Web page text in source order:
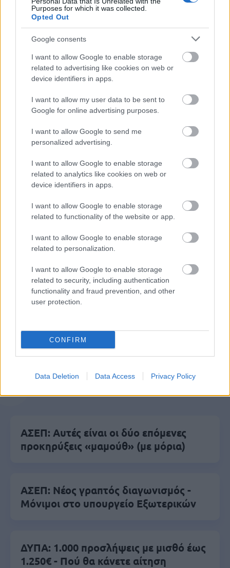
Purposes for which it was collected.
Opted Out
Google consents
I want to allow Google to enable storage
related to advertising like cookies on web or
device identifiers in apps.
I want to allow my user data to be sent to
Google for online advertising purposes.
I want to allow Google to send me
personalized advertising.
I want to allow Google to enable storage
related to analytics like cookies on web or
device identifiers in apps.
I want to allow Google to enable storage
related to functionality of the website or app.
I want to allow Google to enable storage
related to personalization.
I want to allow Google to enable storage
related to security, including authentication
functionality and fraud prevention, and other
user protection.
CONFIRM
Data Deletion Data Access Privacy Policy
Η ΕΣΔΙ αναμένεται να εκδώσει
ανακοινώσειςσχετικά με το πρόγραμμα και τις
λεπτομέρειες διεξαγωγής της επόμενης φάσης του
διαγωνισμού.
ΑΣΕΠ: Πιστοποίηση Αγγλικών σε
Πιστοποίηση Υπολογιστών σε 2
μέρες
Μάθε πρώτος όλες τις σημαντικές
ειδήσεις.
Βάλε το proson.gr στα αποτελέσματα
Δημοφιλείς Ειδήσεις
ΑΣΕΠ: Αυτές είναι οι δύο επόμενες
προκηρύξεις «μαμούθ» (με μόρια)
ΑΣΕΠ: Νέος γραπτός διαγωνισμός -
Μόνιμοι στο υπουργείο Εξωτερικών
ΔΥΠΑ: 1.000 προσλήψεις με μισθό έως
1.250€ - Πού θα κάνετε αίτηση